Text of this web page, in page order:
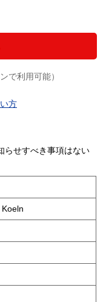
で利用可能）
方
せすべき事項はない